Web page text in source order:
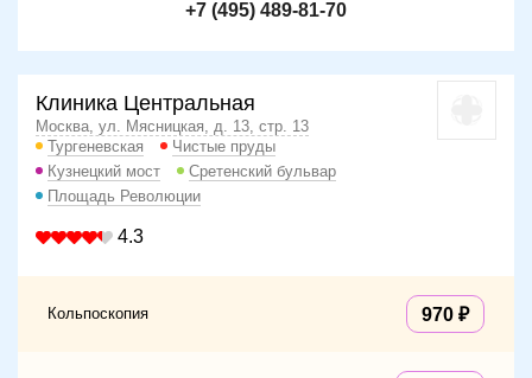
+7 (495) 489-81-70
Клиника Центральная
Москва, ул. Мясницкая, д. 13, стр. 13
Тургеневская
Чистые пруды
Кузнецкий мост
Сретенский бульвар
Площадь Революции
4.3
Кольпоскопия 970